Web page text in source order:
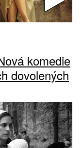
komedie
dovolených